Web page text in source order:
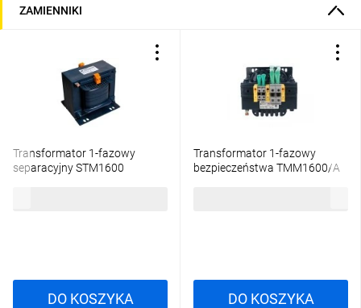
ZAMIENNIKI
Transformator 1-fazowy
separacyjny STM1600
DO KOSZYKA
Transformator 1-fazowy
bezpieczeństwa TMM1600/A
DO KOSZYKA